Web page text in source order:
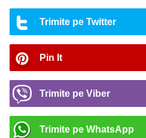
Trimite pe Twitter
Pin It
Trimite pe Viber
Trimite pe WhatsApp